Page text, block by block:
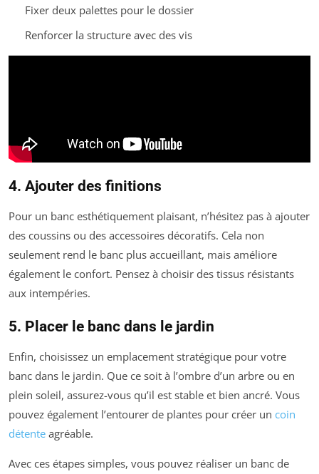
Fixer deux palettes pour le dossier
Renforcer la structure avec des vis
4. Ajouter des finitions
Pour un banc esthétiquement plaisant, n’hésitez pas à ajouter
des coussins ou des accessoires décoratifs. Cela non
seulement rend le banc plus accueillant, mais améliore
également le confort. Pensez à choisir des tissus résistants
aux intempéries.
5. Placer le banc dans le jardin
Enfin, choisissez un emplacement stratégique pour votre
banc dans le jardin. Que ce soit à l’ombre d’un arbre ou en
plein soleil, assurez-vous qu’il est stable et bien ancré. Vous
pouvez également l’entourer de plantes pour créer un coin
détente agréable.
Avec ces étapes simples, vous pouvez réaliser un banc de